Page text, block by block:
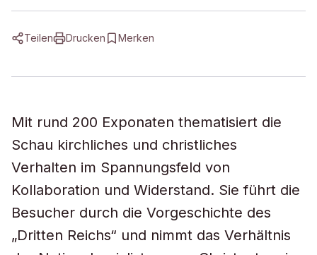
Teilen Drucken Merken
Mit rund 200 Exponaten thematisiert die
Schau kirchliches und christliches
Verhalten im Spannungsfeld von
Kollaboration und Widerstand. Sie führt die
Besucher durch die Vorgeschichte des
„Dritten Reichs“ und nimmt das Verhältnis